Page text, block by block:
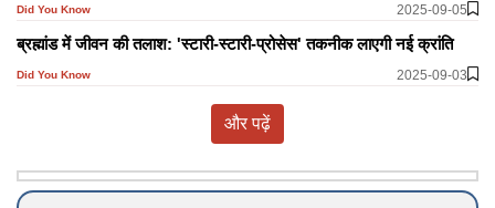
Did You Know 2025-09-05
ब्रह्मांड में जीवन की तलाश: 'स्टारी-स्टारी-प्रोसेस' तकनीक लाएगी नई क्रांति
Did You Know 2025-09-03
और पढ़ें